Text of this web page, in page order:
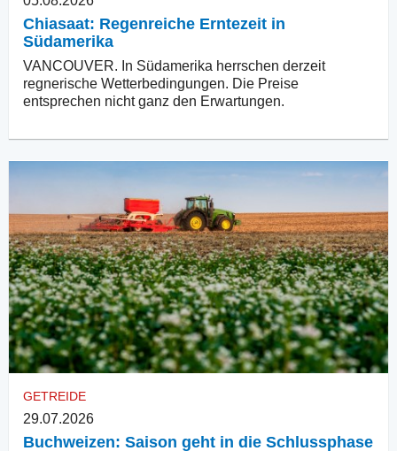
Chiasaat: Regenreiche Erntezeit in
Südamerika
VANCOUVER. In Südamerika herrschen derzeit
regnerische Wetterbedingungen. Die Preise
entsprechen nicht ganz den Erwartungen.
GETREIDE
29.07.2026
Buchweizen: Saison geht in die Schlussphase